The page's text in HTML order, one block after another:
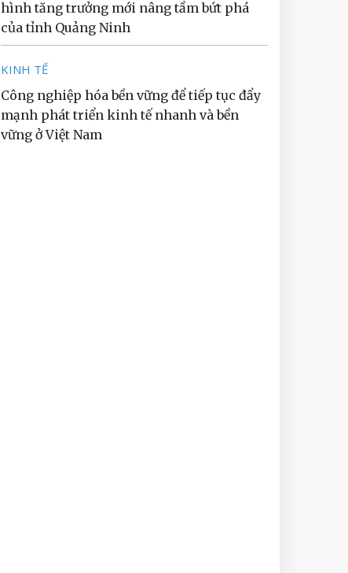
hình tăng trưởng mới nâng tầm bứt phá
của tỉnh Quảng Ninh
KINH TẾ
Công nghiệp hóa bền vững để tiếp tục đẩy
mạnh phát triển kinh tế nhanh và bền
vững ở Việt Nam